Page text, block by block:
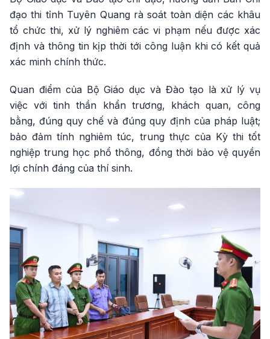
đạo thi tỉnh Tuyên Quang rà soát toàn diện các khâu
tổ chức thi, xử lý nghiêm các vi phạm nếu được xác
định và thông tin kịp thời tới công luận khi có kết quả
xác minh chính thức.
Quan điểm của Bộ Giáo dục và Đào tạo là xử lý vụ
việc với tinh thần khẩn trương, khách quan, công
bằng, đúng quy chế và đúng quy định của pháp luật;
bảo đảm tính nghiêm túc, trung thực của Kỳ thi tốt
nghiệp trung học phổ thông, đồng thời bảo vệ quyền
lợi chính đáng của thí sinh.